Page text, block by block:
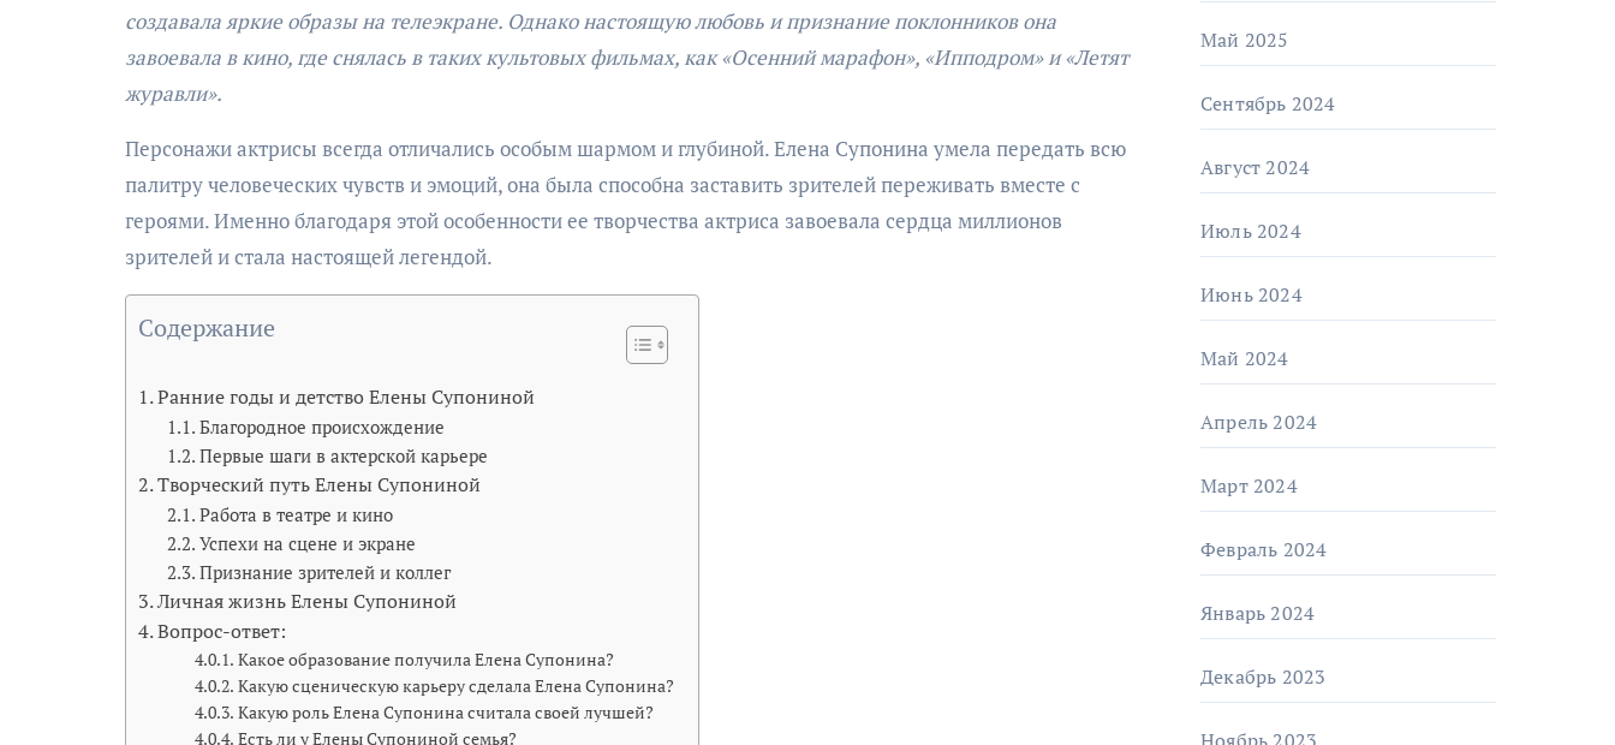
создавала яркие образы на телеэкране. Однако настоящую любовь и признание поклонников она
завоевала в кино, где снялась в таких культовых фильмах, как «Осенний марафон», «Ипподром» и «Летят
журавли».
Персонажи актрисы всегда отличались особым шармом и глубиной. Елена Супонина умела передать всю
палитру человеческих чувств и эмоций, она была способна заставить зрителей переживать вместе с
героями. Именно благодаря этой особенности ее творчества актриса завоевала сердца миллионов
зрителей и стала настоящей легендой.
Содержание
Ранние годы и детство Елены Супониной
Благородное происхождение
Первые шаги в актерской карьере
Творческий путь Елены Супониной
Работа в театре и кино
Успехи на сцене и экране
Признание зрителей и коллег
Личная жизнь Елены Супониной
Вопрос-ответ:
Какое образование получила Елена Супонина?
Какую сценическую карьеру сделала Елена Супонина?
Какую роль Елена Супонина считала своей лучшей?
Есть ли у Елены Супониной семья?
Май 2025
Сентябрь 2024
Август 2024
Июль 2024
Июнь 2024
Май 2024
Апрель 2024
Март 2024
Февраль 2024
Январь 2024
Декабрь 2023